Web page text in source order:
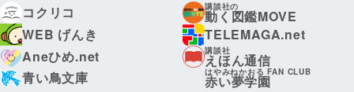
コクリコ
講談社の
動く図鑑MOVE
WEB げんき
TELEMAGA.net
Aneひめ.net
講談社
えほん通信
青い鳥文庫
はやみねかおる FAN CLUB
赤い夢学園